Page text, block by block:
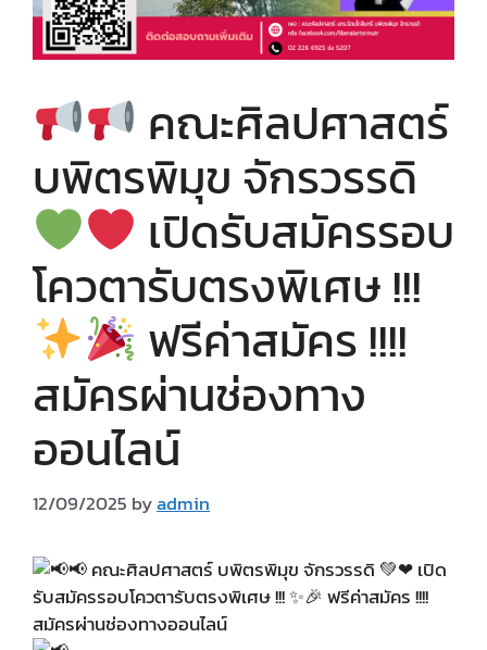
คณะศิลปศาสตร์
บพิตรพิมุข จักรวรรดิ
เปิดรับสมัครรอบ
โควตารับตรงพิเศษ !!!
ฟรีค่าสมัคร !!!!
สมัครผ่านช่องทาง
ออนไลน์
12/09/2025 byadmin